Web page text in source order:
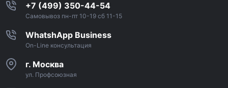
+7 (499) 350-44-54
Самовывоз пн-пт 10-19 сб 11-15
WhatshApp Business
On-Line консультация
г. Москва
ул. Профсоюзная